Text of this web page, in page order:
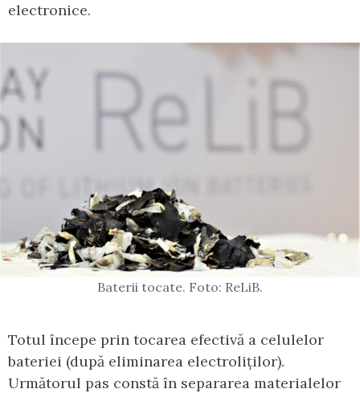
electronice.
Baterii tocate. Foto: ReLiB.
Totul începe prin tocarea efectivă a celulelor
bateriei (după eliminarea electroliților).
Următorul pas constă în separarea materialelor